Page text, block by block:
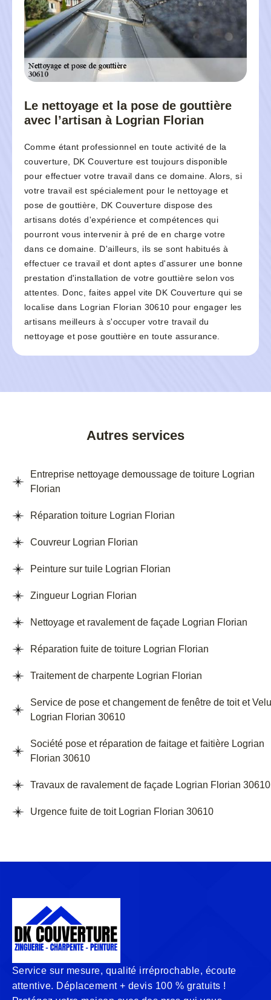
Le nettoyage et la pose de gouttière
avec l’artisan à Logrian Florian
Comme étant professionnel en toute activité de la
couverture, DK Couverture est toujours disponible
pour effectuer votre travail dans ce domaine. Alors, si
votre travail est spécialement pour le nettoyage et
pose de gouttière, DK Couverture dispose des
artisans dotés d'expérience et compétences qui
pourront vous intervenir à pré de en charge votre
dans ce domaine. D'ailleurs, ils se sont habitués à
effectuer ce travail et dont aptes d'assurer une bonne
prestation d'installation de votre gouttière selon vos
attentes. Donc, faites appel vite DK Couverture qui se
localise dans Logrian Florian 30610 pour engager les
artisans meilleurs à s'occuper votre travail du
nettoyage et pose gouttière en toute assurance.
Autres services
Entreprise nettoyage demoussage de toiture Logrian
Florian
Réparation toiture Logrian Florian
Couvreur Logrian Florian
Peinture sur tuile Logrian Florian
Zingueur Logrian Florian
Nettoyage et ravalement de façade Logrian Florian
Réparation fuite de toiture Logrian Florian
Traitement de charpente Logrian Florian
Service de pose et changement de fenêtre de toit et
Logrian Florian 30610
Société pose et réparation de faitage et faitière Logrian
Florian 30610
Travaux de ravalement de façade Logrian Florian 30610
Urgence fuite de toit Logrian Florian 30610
Service sur mesure, qualité irréprochable, écoute
attentive. Déplacement + devis 100 % gratuits !